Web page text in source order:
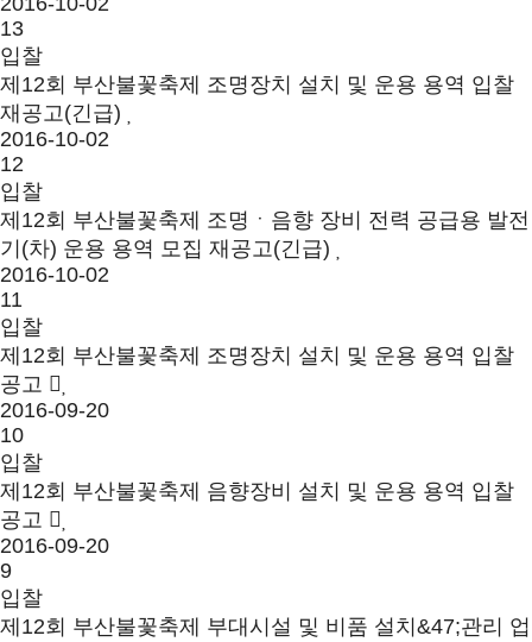
13
입찰
제12회 부산불꽃축제 조명장치 설치 및 운용 용역 입찰
재공고(긴급)
2016-10-02
12
입찰
제12회 부산불꽃축제 조명ㆍ음향 장비 전력 공급용 발전
기(차) 운용 용역 모집 재공고(긴급)
2016-10-02
11
입찰
제12회 부산불꽃축제 조명장치 설치 및 운용 용역 입찰
공고
2016-09-20
10
입찰
제12회 부산불꽃축제 음향장비 설치 및 운용 용역 입찰
공고
2016-09-20
9
입찰
제12회 부산불꽃축제 부대시설 및 비품 설치&47;관리 업